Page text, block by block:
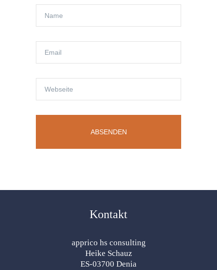
Kontakt
apprico hs consulting
Heike Schauz
ES-03700 Denia